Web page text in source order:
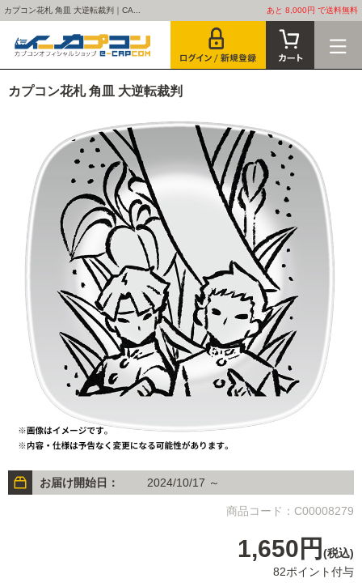
カプコン花札 角皿 大逆転裁判｜CA... あと 8,000円 で送料無料
カプコン花札 角皿 大逆転裁判
お届け開始日： 2024/10/17 ～
商品コード：C00008279
1,650円 (税込)
82ポイント付与